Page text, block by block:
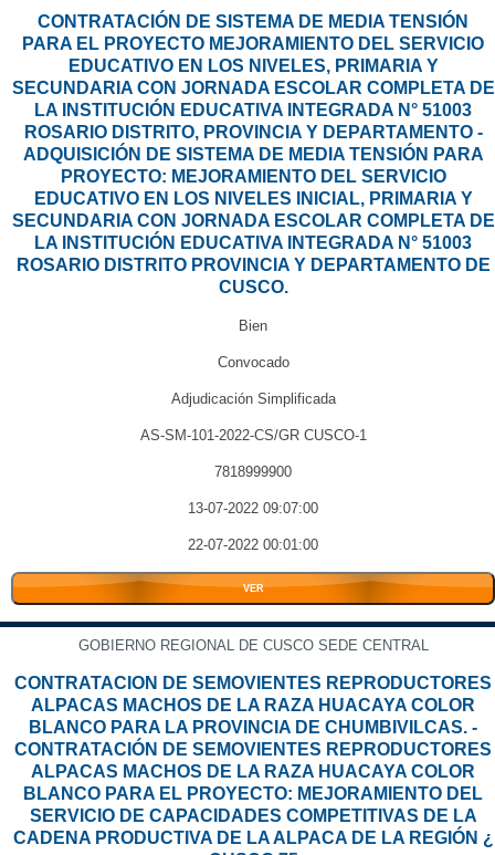
CONTRATACIÓN DE SISTEMA DE MEDIA TENSIÓN
PARA EL PROYECTO MEJORAMIENTO DEL SERVICIO
EDUCATIVO EN LOS NIVELES, PRIMARIA Y
SECUNDARIA CON JORNADA ESCOLAR COMPLETA DE
LA INSTITUCIÓN EDUCATIVA INTEGRADA N° 51003
ROSARIO DISTRITO, PROVINCIA Y DEPARTAMENTO -
ADQUISICIÓN DE SISTEMA DE MEDIA TENSIÓN PARA
PROYECTO: MEJORAMIENTO DEL SERVICIO
EDUCATIVO EN LOS NIVELES INICIAL, PRIMARIA Y
SECUNDARIA CON JORNADA ESCOLAR COMPLETA DE
LA INSTITUCIÓN EDUCATIVA INTEGRADA N° 51003
ROSARIO DISTRITO PROVINCIA Y DEPARTAMENTO DE
CUSCO.
Bien
Convocado
Adjudicación Simplificada
AS-SM-101-2022-CS/GR CUSCO-1
7818999900
13-07-2022 09:07:00
22-07-2022 00:01:00
VER
GOBIERNO REGIONAL DE CUSCO SEDE CENTRAL
CONTRATACION DE SEMOVIENTES REPRODUCTORES
ALPACAS MACHOS DE LA RAZA HUACAYA COLOR
BLANCO PARA LA PROVINCIA DE CHUMBIVILCAS. -
CONTRATACIÓN DE SEMOVIENTES REPRODUCTORES
ALPACAS MACHOS DE LA RAZA HUACAYA COLOR
BLANCO PARA EL PROYECTO: MEJORAMIENTO DEL
SERVICIO DE CAPACIDADES COMPETITIVAS DE LA
CADENA PRODUCTIVA DE LA ALPACA DE LA REGIÓN ¿